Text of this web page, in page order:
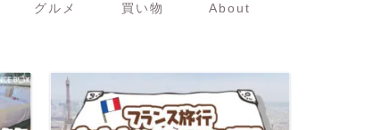
グルメ 買い物 About